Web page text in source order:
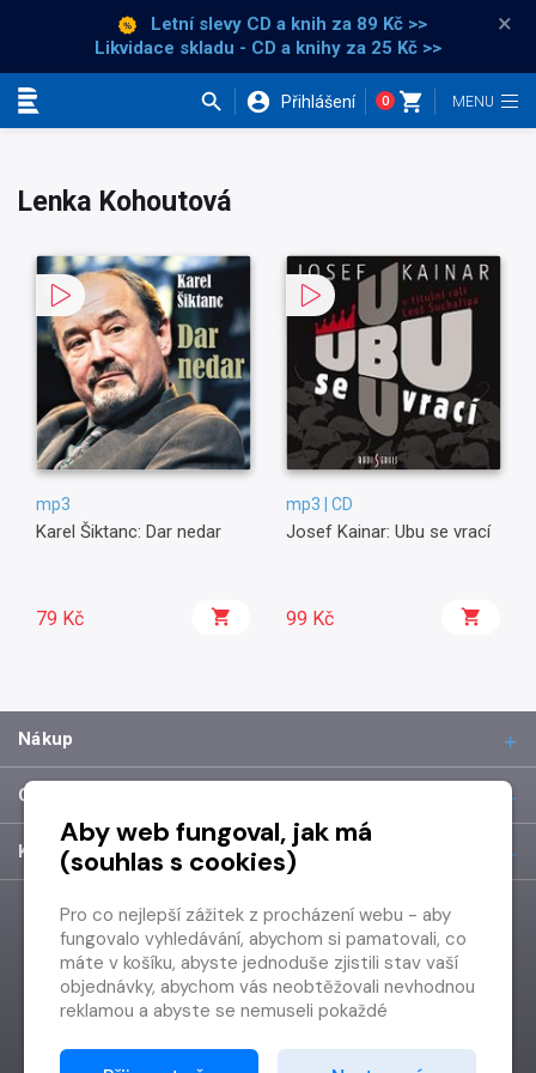
Letní slevy CD a knih za 89 Kč >>
Likvidace skladu - CD a knihy za 25 Kč >>
×
Přihlášení 0
Lenka Kohoutová
mp3
Karel Šiktanc: Dar nedar
79 Kč
mp3 | CD
Josef Kainar: Ubu se vrací
99 Kč
Nákup
O společnosti
Kontakt
Aby web fungoval, jak má
(souhlas s cookies)
Pro co nejlepší zážitek z procházení webu - aby
fungovalo vyhledávání, abychom si pamatovali, co
máte v košíku, abyste jednoduše zjistili stav vaší
objednávky, abychom vás neobtěžovali nevhodnou
reklamou a abyste se nemuseli pokaždé